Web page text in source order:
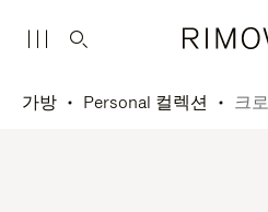
가방 Personal 컬렉션 크